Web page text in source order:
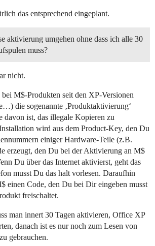
das entsprechend eingeplant.
aktivierung umgehen ohne dass ich alle 30
muss?
nicht.
bei M$-Produkten seit den XP-Versionen
die sogenannte ‚Produktaktivierung‘
davon ist, das illegale Kopieren zu
wird aus dem Product-Key, den Du
einiger Hardware-Teile (z.B.
erzeugt, den Du bei der Aktivierung an M$
Du über das Internet aktivierst, geht das
musst Du das halt vorlesen. Daraufhin
einen Code, den Du bei Dir eingeben musst
freischaltet.
man innert 30 Tagen aktivieren, Office XP
danach ist es nur noch zum Lesen von
gebrauchen.